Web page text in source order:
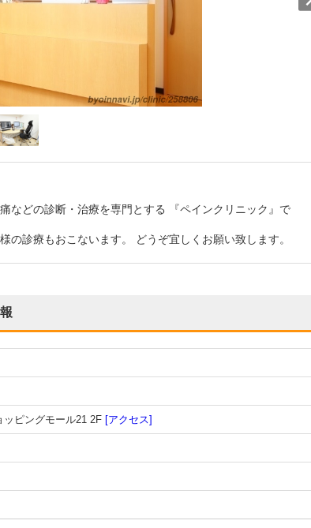
などの診断・治療を専門とする 『ペインクリニック』で
の診療もおこないます。 どうぞ宜しくお願い致します。
ッピングモール21 2F [アクセス]